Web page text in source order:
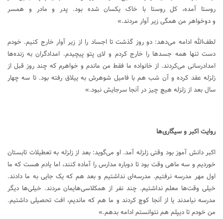
روستا آمده، کل روستا با خاک یکسان شده بود. پدر و مادر و همسر
و دوخواهر من همگی زیر آوار مردند.»
لطف‌الله ادامه می‌دهد: دو روز گذشت تا اجساد را از زیر آوار خارج کنیم. خودم
دست تنها همه جسدها را خارج کردم و لای پتو پیچیدم. امدادگران به زنده‌ها
امدادرسانی می‌کردند. از خانواده ما فقط من ماندم و خواهرم که چند روز قبل از
زلزله عقد کرده و آن شب هم با فامیل شوهرش به ییلاق رفته بود. تا سه چهار
سال بعد از زلزله هیچ چیز در آنجا سرجایش نبود.»
روایت اکبر و سیگاری‌ها
اکبر دانش آموز بود وقتی زلزله آمد. او می‌گوید: بعد از زلزله به تعطیلات تابستان
خوردیم و سه ماهی وقت بود تا دوباره مدارس را آماده کنند، اما یادم هست که ما
اول مهر مدرسه نرفتیم. مدرسه‌ای نداشتیم و بعد هم که یک جایی به ما دادند.
خیلی وقت‌ها معلم نداشتیم. چند نفر از همکلاسی‌هایمان مردند. خیلی‌ها دیگر
مدرسه نیامدند یا از آنجا کوچ کردند و ما هم که ماندیم، افت تحصیلی داشتیم.
من خودم تا دیپلم هم نتوانستم ادامه بدهم.»